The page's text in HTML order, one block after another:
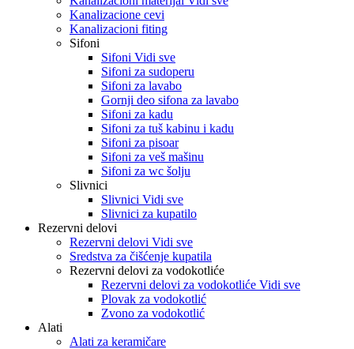
Kanalizacione cevi
Kanalizacioni fiting
Sifoni
Sifoni Vidi sve
Sifoni za sudoperu
Sifoni za lavabo
Gornji deo sifona za lavabo
Sifoni za kadu
Sifoni za tuš kabinu i kadu
Sifoni za pisoar
Sifoni za veš mašinu
Sifoni za wc šolju
Slivnici
Slivnici Vidi sve
Slivnici za kupatilo
Rezervni delovi
Rezervni delovi Vidi sve
Sredstva za čišćenje kupatila
Rezervni delovi za vodokotliće
Rezervni delovi za vodokotliće Vidi sve
Plovak za vodokotlić
Zvono za vodokotlić
Alati
Alati za keramičare